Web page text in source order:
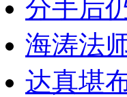
分手后
海涛法
达真堪